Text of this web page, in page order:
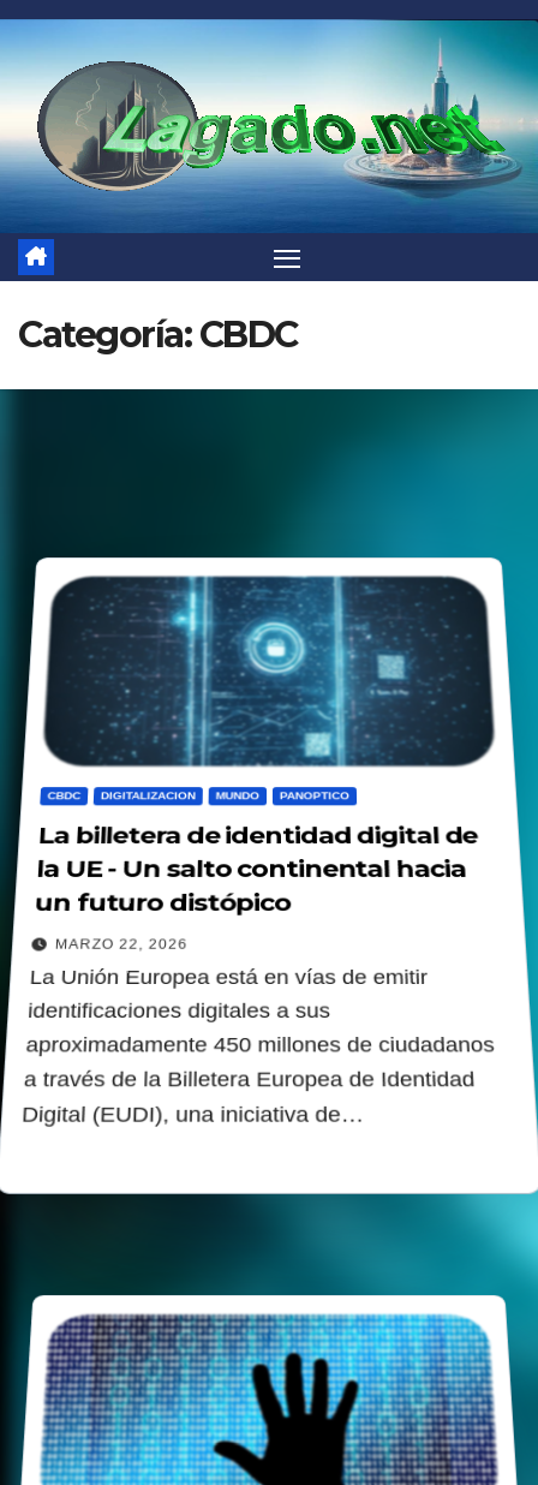
Saltar
al
contenido
Categoría:CBDC
CBDC DIGITALIZACION MUNDO PANOPTICO
La billetera de identidad digital de
la UE - Un salto continental hacia
un futuro distópico
MARZO 22, 2026
La Unión Europea está en vías de emitir
identificaciones digitales a sus
aproximadamente 450 millones de ciudadanos
a través de la Billetera Europea de Identidad
Digital (EUDI), una iniciativa de…